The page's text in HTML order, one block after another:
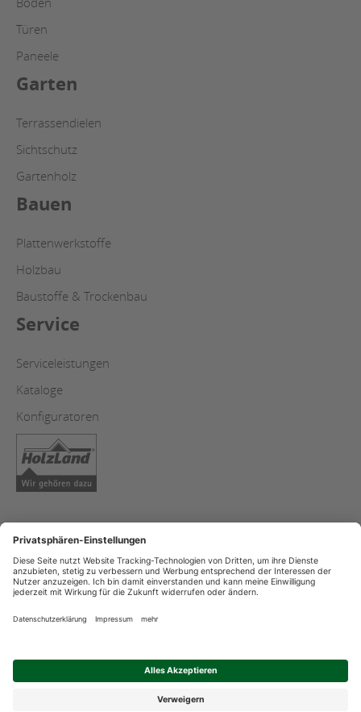
Türen
Paneele
Garten
Terrassendielen
Sichtschutz
Gartenholz
Bauen
Plattenwerkstoffe
Holzbau
Baustoffe & Trockenbau
Service
Serviceleistungen
Kataloge
Konfiguratoren
Datenschutz
Impressum
Streitschlichtung